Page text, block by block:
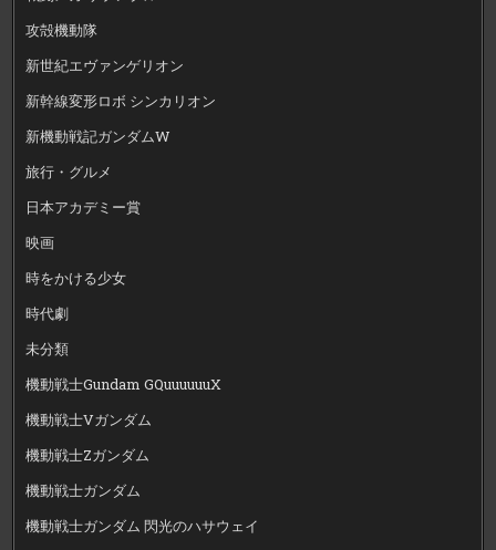
攻殻機動隊
新世紀エヴァンゲリオン
新幹線変形ロボ シンカリオン
新機動戦記ガンダムW
旅行・グルメ
日本アカデミー賞
映画
時をかける少女
時代劇
未分類
機動戦士Gundam GQuuuuuuX
機動戦士Vガンダム
機動戦士Zガンダム
機動戦士ガンダム
機動戦士ガンダム 閃光のハサウェイ